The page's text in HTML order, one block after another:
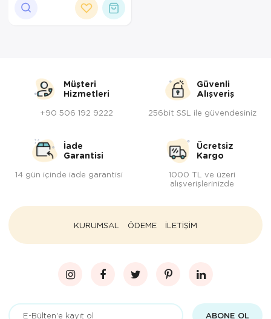
Müşteri
Hizmetleri
+90 506 192 9222
Güvenli
Alışveriş
256bit SSL ile güvendesiniz
İade
Garantisi
14 gün içinde iade garantisi
Ücretsiz
Kargo
1000 TL ve üzeri
alışverişlerinizde
KURUMSAL ÖDEME İLETİŞİM
ABONE OL